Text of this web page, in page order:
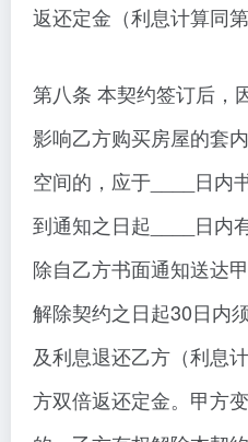
返还定金（利息计算同第
第八条 本契约签订后，
影响乙方购买房屋的套
空间的，应于____日内
到通知之日起____日内
除自乙方书面通知送达
解除契约之日起30日内
及利息退还乙方（利息
方双倍返还定金。甲方